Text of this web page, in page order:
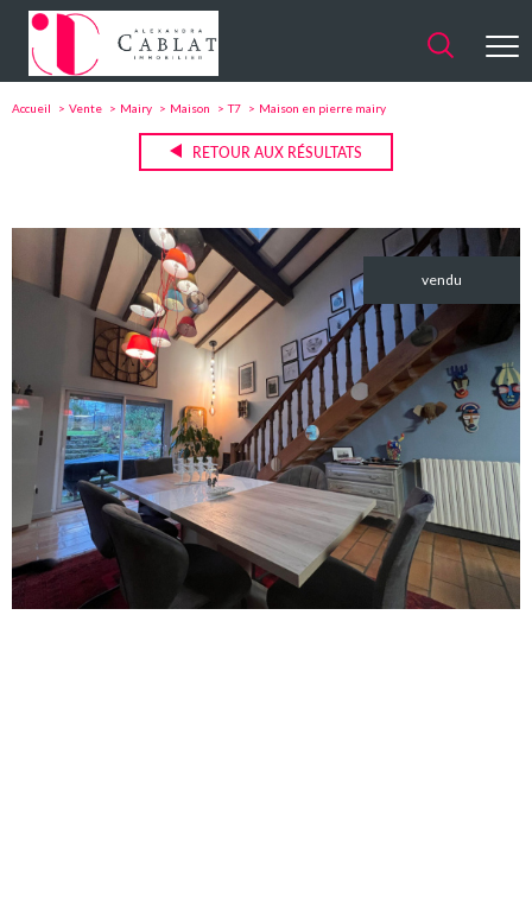
Accueil Vente Mairy Maison T7 Maison en pierre mairy
RETOUR AUX RÉSULTATS
vendu